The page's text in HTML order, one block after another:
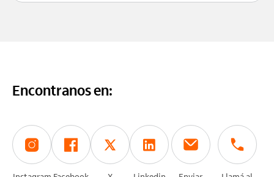
Encontranos en: